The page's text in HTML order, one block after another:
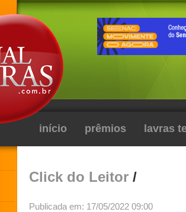
início prêmios lavras
Click do Leitor /
Publicada em: 17/05/2022 09:00